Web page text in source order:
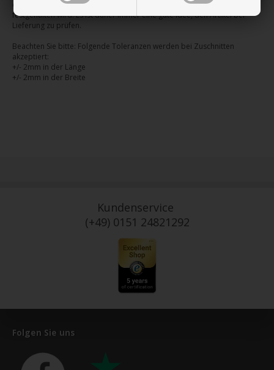
dem Spediteur entsprechend mitzuteilen, sodass dies im Frachtbrief
festgehalten wird. Es ist daher immer eine gute Idee, den Artikel bei
Lieferung zu prüfen.
Beachten Sie bitte: Folgende Toleranzen werden bei Zuschnitten
akzeptiert:
+/- 2mm in der Länge
+/- 2mm in der Breite
Kundenservice
(+49) 0151 24821292
Folgen Sie uns